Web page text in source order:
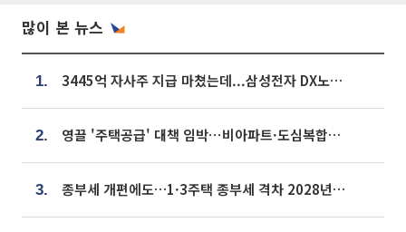
많이 본 뉴스
1. 3445억 자사주 지급 마쳤는데...삼성전자 DX노조, 뒤늦은 '떼쓰기 집회'
2. 영끌 '주택공급' 대책 임박⋯비아파트·도심복합까지 총동원
3. 종부세 개편에도…1·3주택 종부세 격차 2028년부터 확대